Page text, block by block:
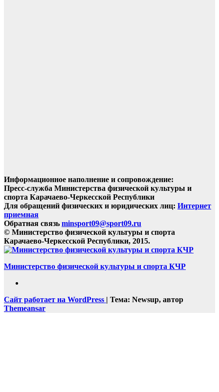
Информационное наполнение и сопровождение:
Пресс-служба Министерства физической культуры и
спорта Карачаево-Черкесской Республики
Для обращений физических и юридических лиц: Интернет
приемная
Обратная связь minsport09@sport09.ru
© Министерство физической культуры и спорта
Карачаево-Черкесской Республики, 2015.
Министерство физической культуры и спорта КЧР
Сайт работает на WordPress | Тема: Newsup, автор
Themeansar